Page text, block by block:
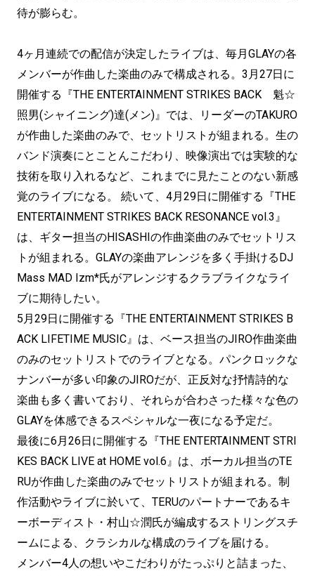
待が膨らむ。
4ヶ月連続での配信が決定したライブは、毎月GLAYの各
メンバーが作曲した楽曲のみで構成される。3月27日に
開催する『THE ENTERTAINMENT STRIKES BACK 魁☆
照男(シャイニング)達(メン)』では、リーダーのTAKURO
が作曲した楽曲のみで、セットリストが組まれる。生の
バンド演奏にとことんこだわり、映像演出では実験的な
技術を取り入れるなど、これまでに見たことのない新感
覚のライブになる。 続いて、4月29日に開催する『THE
ENTERTAINMENT STRIKES BACK RESONANCE vol.3』
は、ギター担当のHISASHIの作曲楽曲のみでセットリス
トが組まれる。GLAYの楽曲アレンジを多く手掛けるDJ
Mass MAD Izm*氏がアレンジするクラブライクなライ
ブに期待したい。
5月29日に開催する『THE ENTERTAINMENT STRIKES B
ACK LIFETIME MUSIC』は、ベース担当のJIRO作曲楽曲
のみのセットリストでのライブとなる。パンクロックな
ナンバーが多い印象のJIROだが、正反対な抒情詩的な
楽曲も多く書いており、それらが合わさった様々な色の
GLAYを体感できるスペシャルな一夜になる予定だ。
最後に6月26日に開催する『THE ENTERTAINMENT STRI
KES BACK LIVE at HOME vol.6』は、ボーカル担当のTE
RUが作曲した楽曲のみでセットリストが組まれる。制
作活動やライブに於いて、TERUのパートナーであるキ
ーボーディスト・村山☆潤氏が編成するストリングスチ
ームによる、クラシカルな構成のライブを届ける。
メンバー4人の想いやこだわりがたっぷりと詰まった、